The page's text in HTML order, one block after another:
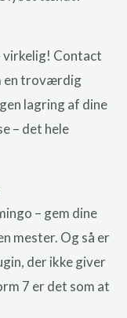
virkelig! Contact
en troværdig
lagring af dine
– det hele
– gem dine
mester. Og så er
der ikke giver
7 er det som at